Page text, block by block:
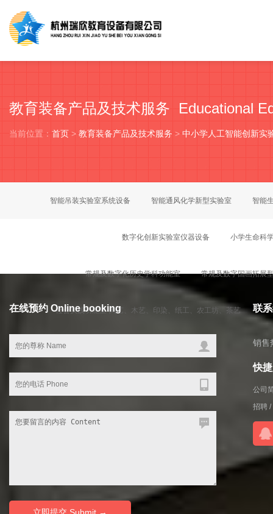
教育装备产品及技术服务 Educational
当前位置： 首页 > 教育装备产品及技术服务 > 中小学人工智能创新实
智能吊装实验室系统设备 智能通风化学新型实验室 智能
数字化创新实验室仪器设备 小学生命科
常规及数字化历史学科功能室 常规及数字国画拓展
社会实践功能室-陶艺、木艺、印染、纸工、农工坊、茶艺
在线预约 Online booking 联
销售
快
公司
招聘 /